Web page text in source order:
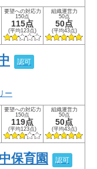
要望への対応力
150点
115点
(平均123点)
組織運営力
50点
50点
(平均43点)
認可
ー
要望への対応力
150点
119点
(平均123点)
組織運営力
50点
50点
(平均43点)
保育園 認可